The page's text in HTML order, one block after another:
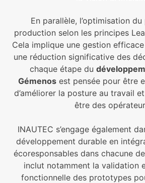
En parallèle, l’optimisation
production selon les principes
Cela implique une gestion
une réduction significative des
chaque étape du
Gémenos est pensée pour être
d’améliorer la posture au travail
être des
INAUTEC s’engage également
développement durable en
écoresponsables dans chacune
inclut notamment la validation
fonctionnelle des prototypes